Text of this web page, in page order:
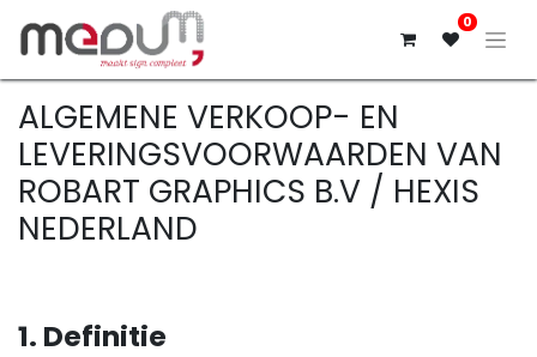
0
ALGEMENE VERKOOP- EN
LEVERINGSVOORWAARDEN VAN
ROBART GRAPHICS B.V / HEXIS
NEDERLAND
1. Definitie